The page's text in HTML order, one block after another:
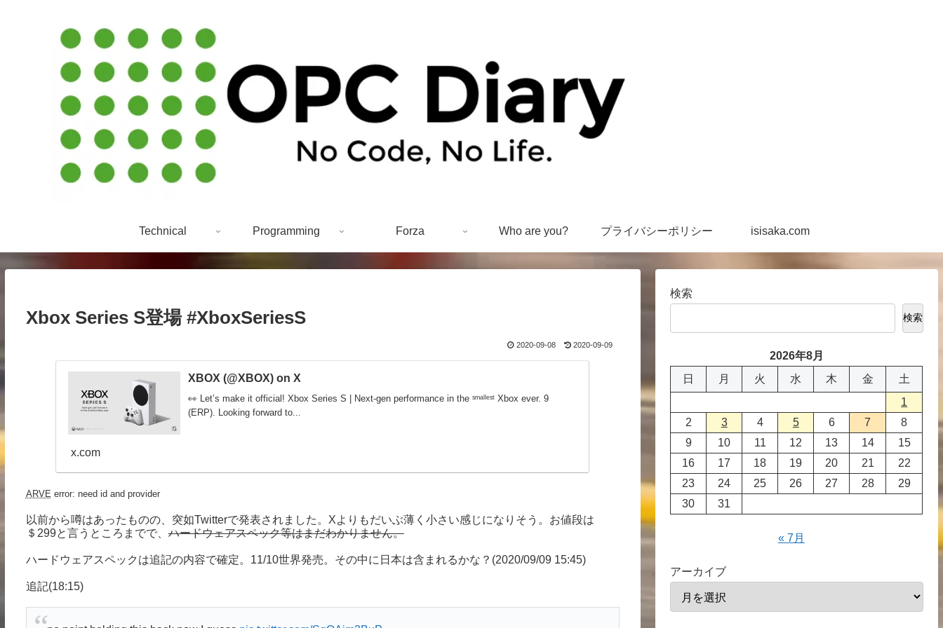
Technical Programming Forza Who are you? プライバシーポリシー isisaka.com
Xbox Series S登場 #XboxSeriesS
2020-09-08 2020-09-09
XBOX (@XBOX) on X
👀 Let’s make it official! Xbox Series S | Next-gen performance in the ˢᵐᵃˡˡᵉˢᵗ Xbox ever. 9
(ERP). Looking forward to...
x.com
ARVE error: need id and provider
以前から噂はあったものの、突如Twitterで発表されました。Xよりもだいぶ薄く小さい感じになりそう。お値段は
＄299と言うところまでで、ハードウェアスペック等はまだわかりません。
ハードウェアスペックは追記の内容で確定。11/10世界発売。その中に日本は含まれるかな？(2020/09/09 15:45)
追記(18:15)
検索
検索
2026年8月
日
月 火 水 木 金
土
1
2
3 4 5 6 7
8
9
10 11 12 13 14
15
16
17 18 19 20 21
22
23
24 25 26 27 28
29
30
31
« 7月
アーカイブ